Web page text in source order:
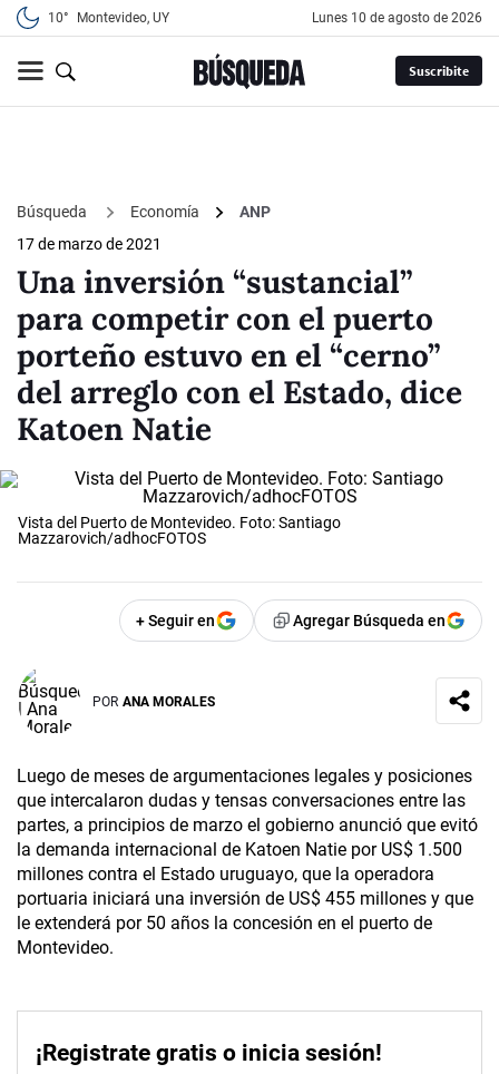
10° Montevideo, UY lunes 10 de agosto de 2026
Suscribite
Búsqueda Economía
ANP
17 de marzo de 2021
Una inversión “sustancial”
para competir con el puerto
porteño estuvo en el “cerno”
del arreglo con el Estado, dice
Katoen Natie
Vista del Puerto de Montevideo. Foto: Santiago
Mazzarovich/adhocFOTOS
+ Seguir en Agregar Búsqueda en
POR ANA MORALES
Luego de meses de argumentaciones legales y posiciones
que intercalaron dudas y tensas conversaciones entre las
partes, a principios de marzo el gobierno anunció que evitó
la demanda internacional de Katoen Natie por US$ 1.500
millones contra el Estado uruguayo, que la operadora
portuaria iniciará una inversión de US$ 455 millones y que
le extenderá por 50 años la concesión en el puerto de
Montevideo.
¡Registrate gratis o inicia sesión!